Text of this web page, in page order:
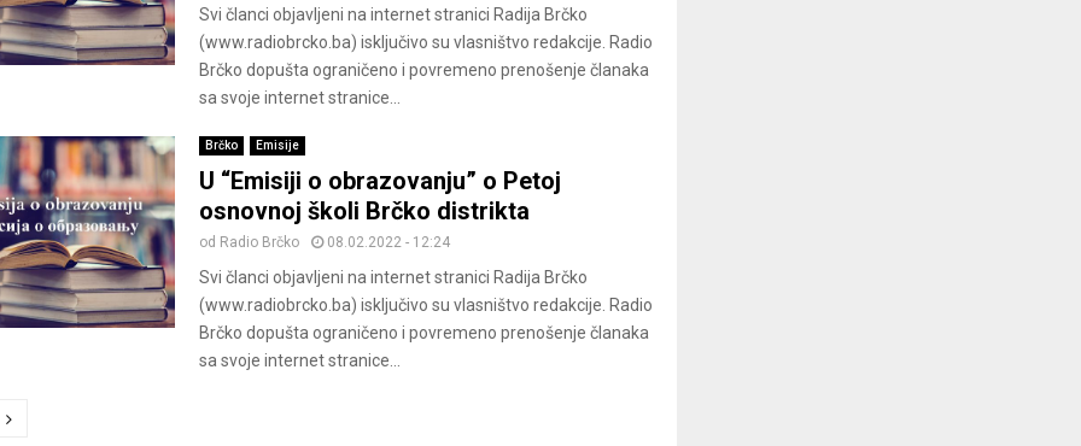
Svi članci objavljeni na internet stranici Radija Brčko
(www.radiobrcko.ba) isključivo su vlasništvo redakcije. Radio
Brčko dopušta ograničeno i povremeno prenošenje članaka
sa svoje internet stranice...
Brčko Emisije
U “Emisiji o obrazovanju” o Petoj
osnovnoj školi Brčko distrikta
od Radio Brčko 08.02.2022 - 12:24
Svi članci objavljeni na internet stranici Radija Brčko
(www.radiobrcko.ba) isključivo su vlasništvo redakcije. Radio
Brčko dopušta ograničeno i povremeno prenošenje članaka
sa svoje internet stranice...